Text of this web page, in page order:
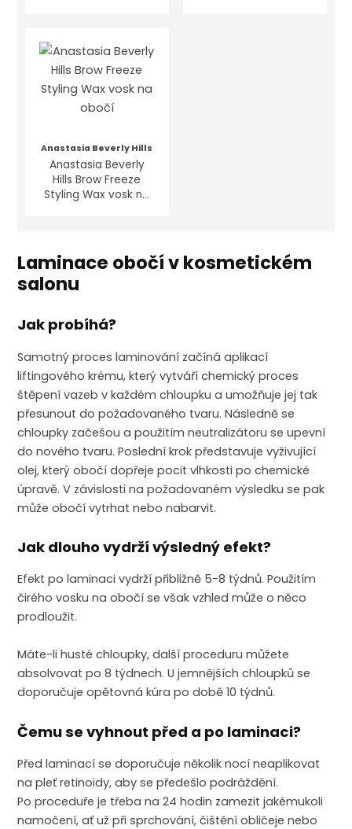
Anastasia Beverly Hills
Anastasia Beverly
Hills Brow Freeze
Styling Wax vosk na
Laminace obočí v kosmetickém
salonu
Jak probíhá?
Samotný proces laminování začíná aplikací
liftingového krému, který vytváří chemický proces
štěpení vazeb v každém chloupku a umožňuje jej tak
přesunout do požadovaného tvaru. Následně se
chloupky začešou a použitím neutralizátoru se upevní
do nového tvaru. Poslední krok představuje vyživující
olej, který obočí dopřeje pocit vlhkosti po chemické
úpravě. V závislosti na požadovaném výsledku se pak
může obočí vytrhat nebo nabarvit.
Jak dlouho vydrží výsledný efekt?
Efekt po laminaci vydrží přibližně 5-8 týdnů. Použitím
čirého vosku na obočí se však vzhled může o něco
prodloužit.
Máte-li husté chloupky, další proceduru můžete
absolvovat po 8 týdnech. U jemnějších chloupků se
doporučuje opětovná kúra po době 10 týdnů.
Čemu se vyhnout před a po laminaci?
Před laminací se doporučuje několik nocí neaplikovat
na pleť retinoidy, aby se předešlo podráždění.
Po proceduře je třeba na 24 hodin zamezit jakémukoli
namočení, ať už při sprchování, čištění obličeje nebo